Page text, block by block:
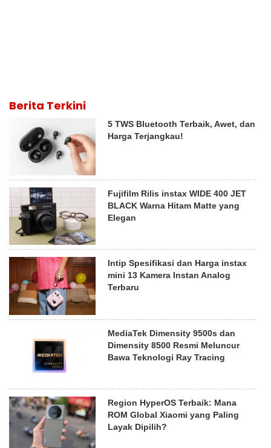
Berita Terkini
5 TWS Bluetooth Terbaik, Awet, dan
Harga Terjangkau!
Fujifilm Rilis instax WIDE 400 JET
BLACK Warna Hitam Matte yang
Elegan
Intip Spesifikasi dan Harga instax
mini 13 Kamera Instan Analog
Terbaru
MediaTek Dimensity 9500s dan
Dimensity 8500 Resmi Meluncur
Bawa Teknologi Ray Tracing
Region HyperOS Terbaik: Mana
ROM Global Xiaomi yang Paling
Layak Dipilih?